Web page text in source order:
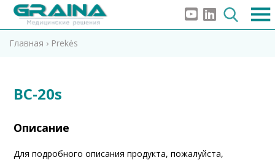
Главная › Prekės
BC-20s
Описание
Для подробного описания продукта, пожалуйста,